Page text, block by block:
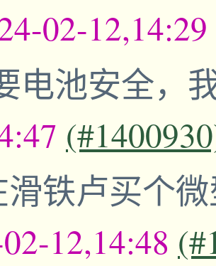
02-12,14:29
电池安全，
滑铁卢买个
12,14:48